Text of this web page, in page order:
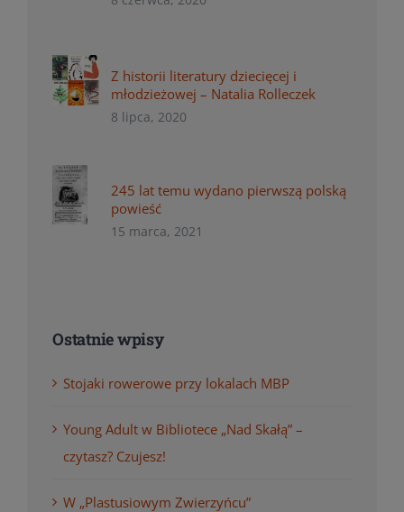
Z historii literatury dziecięcej i
młodzieżowej – Natalia Rolleczek
8 lipca, 2020
245 lat temu wydano pierwszą polską
powieść
15 marca, 2021
Ostatnie wpisy
Stojaki rowerowe przy lokalach MBP
Young Adult w Bibliotece „Nad Skałą” –
czytasz? Czujesz!
W „Plastusiowym Zwierzyńcu”